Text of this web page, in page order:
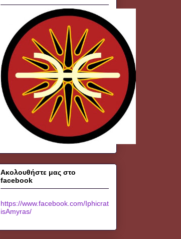
Ακολουθήστε μας στο
facebook
https://www.facebook.com/Iphicrat
isAmyras/